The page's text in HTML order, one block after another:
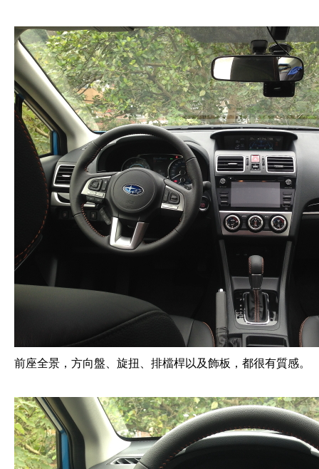
前座全景，方向盤、旋扭、排檔桿以及飾板，都很有質感。